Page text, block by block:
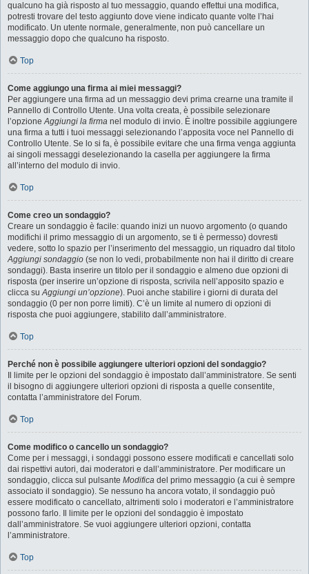
qualcuno ha già risposto al tuo messaggio, quando effettui una modifica,
potresti trovare del testo aggiunto dove viene indicato quante volte l’hai
modificato. Un utente normale, generalmente, non può cancellare un
messaggio dopo che qualcuno ha risposto.
Top
Come aggiungo una firma ai miei messaggi?
Per aggiungere una firma ad un messaggio devi prima crearne una tramite il
Pannello di Controllo Utente. Una volta creata, è possibile selezionare
l’opzioneAggiungi la firma nel modulo di invio. È inoltre possibile aggiungere
una firma a tutti i tuoi messaggi selezionando l’apposita voce nel Pannello di
Controllo Utente. Se lo si fa, è possibile evitare che una firma venga aggiunta
ai singoli messaggi deselezionando la casella per aggiungere la firma
all’interno del modulo di invio.
Top
Come creo un sondaggio?
Creare un sondaggio è facile: quando inizi un nuovo argomento (o quando
modifichi il primo messaggio di un argomento, se ti è permesso) dovresti
vedere, sotto lo spazio per l’inserimento del messaggio, un riquadro dal titolo
Aggiungi sondaggio (se non lo vedi, probabilmente non hai il diritto di creare
sondaggi). Basta inserire un titolo per il sondaggio e almeno due opzioni di
risposta (per inserire un’opzione di risposta, scrivila nell’apposito spazio e
clicca suAggiungi un’opzione). Puoi anche stabilire i giorni di durata del
sondaggio (0 per non porre limiti). C’è un limite al numero di opzioni di
risposta che puoi aggiungere, stabilito dall’amministratore.
Top
Perché non è possibile aggiungere ulteriori opzioni del sondaggio?
Il limite per le opzioni del sondaggio è impostato dall’amministratore. Se senti
il bisogno di aggiungere ulteriori opzioni di risposta a quelle consentite,
contatta l’amministratore del Forum.
Top
Come modifico o cancello un sondaggio?
Come per i messaggi, i sondaggi possono essere modificati e cancellati solo
dai rispettivi autori, dai moderatori e dall’amministratore. Per modificare un
sondaggio, clicca sul pulsante Modifica del primo messaggio (a cui è sempre
associato il sondaggio). Se nessuno ha ancora votato, il sondaggio può
essere modificato o cancellato, altrimenti solo i moderatori e l’amministratore
possono farlo. Il limite per le opzioni del sondaggio è impostato
dall’amministratore. Se vuoi aggiungere ulteriori opzioni, contatta
l’amministratore.
Top